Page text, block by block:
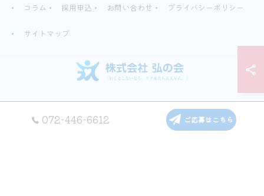
072-446-6612 ご応募はこちら
コラム 採用申込 お問い合わせ プライバシーポリシー
サイトマップ
© 2026 株式会社弘の会は泉佐野市のグループホームで働ける介護スタッフ求人
ALL RIGHTS RESERVED.